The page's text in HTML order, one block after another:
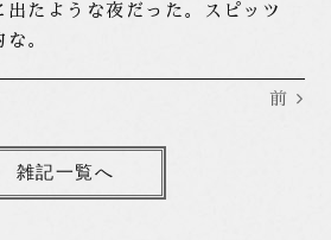
出たような夜だった。スピッツ
。
前
雑記一覧へ